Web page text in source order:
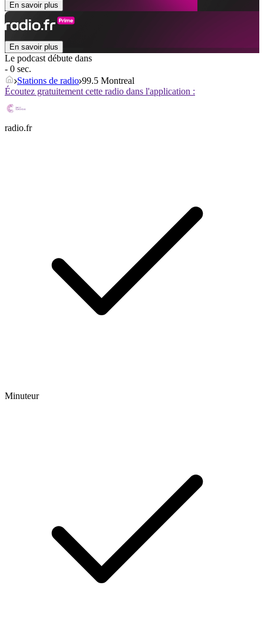
En savoir plus
En savoir plus
Le podcast débute dans
- 0 sec.
Stations de radio 99.5 Montreal
Écoutez gratuitement cette radio dans l'application :
radio.fr
Minuteur